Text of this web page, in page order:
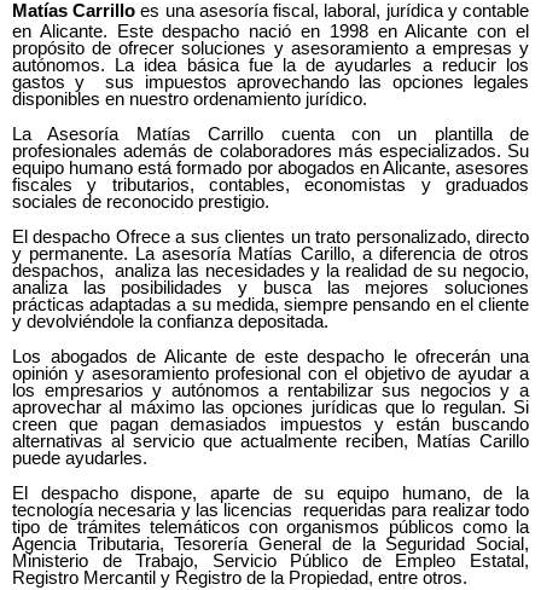
Matías Carrillo es una asesoría fiscal, laboral, jurídica y contable
en Alicante. Este despacho nació en 1998 en Alicante con el
propósito de ofrecer soluciones y asesoramiento a empresas y
autónomos. La idea básica fue la de ayudarles a reducir los
gastos y sus impuestos aprovechando las opciones legales
disponibles en nuestro ordenamiento jurídico.
La Asesoría Matías Carrillo cuenta con un plantilla de
profesionales además de colaboradores más especializados. Su
equipo humano está formado por abogados en Alicante, asesores
fiscales y tributarios, contables, economistas y graduados
sociales de reconocido prestigio.
El despacho Ofrece a sus clientes un trato personalizado, directo
y permanente. La asesoría Matías Carillo, a diferencia de otros
despachos, analiza las necesidades y la realidad de su negocio,
analiza las posibilidades y busca las mejores soluciones
prácticas adaptadas a su medida, siempre pensando en el cliente
y devolviéndole la confianza depositada.
Los abogados de Alicante de este despacho le ofrecerán una
opinión y asesoramiento profesional con el objetivo de ayudar a
los empresarios y autónomos a rentabilizar sus negocios y a
aprovechar al máximo las opciones jurídicas que lo regulan. Si
creen que pagan demasiados impuestos y están buscando
alternativas al servicio que actualmente reciben, Matías Carillo
puede ayudarles.
El despacho dispone, aparte de su equipo humano, de la
tecnología necesaria y las licencias requeridas para realizar todo
tipo de trámites telemáticos con organismos públicos como la
Agencia Tributaria, Tesorería General de la Seguridad Social,
Ministerio de Trabajo, Servicio Público de Empleo Estatal,
Registro Mercantil y Registro de la Propiedad, entre otros.